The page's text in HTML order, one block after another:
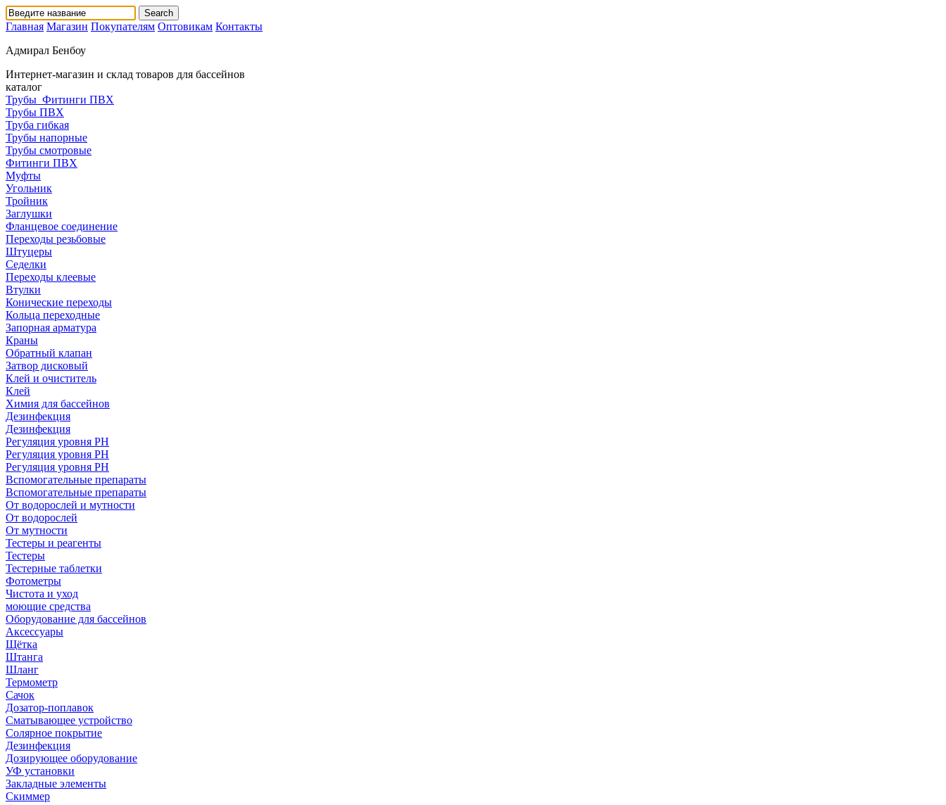
Главная Магазин Покупателям Оптовикам Контакты
Адмирал Бенбоу
Интернет-магазин и склад товаров для бассейнов
каталог
Трубы_Фитинги ПВХ
Трубы ПВХ
Труба гибкая
Трубы напорные
Трубы смотровые
Фитинги ПВХ
Муфты
Угольник
Тройник
Заглушки
Фланцевое соединение
Переходы резьбовые
Штуцеры
Седелки
Переходы клеевые
Втулки
Конические переходы
Кольца переходные
Запорная арматура
Краны
Обратный клапан
Затвор дисковый
Клей и очиститель
Клей
Химия для бассейнов
Дезинфекция
Дезинфекция
Регуляция уровня РН
Регуляция уровня РН
Регуляция уровня PH
Вспомогательные препараты
Вспомогательные препараты
От водорослей и мутности
От водорослей
От мутности
Тестеры и реагенты
Тестеры
Тестерные таблетки
Фотометры
Чистота и уход
моющие средства
Оборудование для бассейнов
Аксессуары
Щётка
Штанга
Шланг
Термометр
Сачок
Дозатор-поплавок
Сматывающее устройство
Солярное покрытие
Дезинфекция
Дозирующее оборудование
УФ установки
Закладные элементы
Скиммер